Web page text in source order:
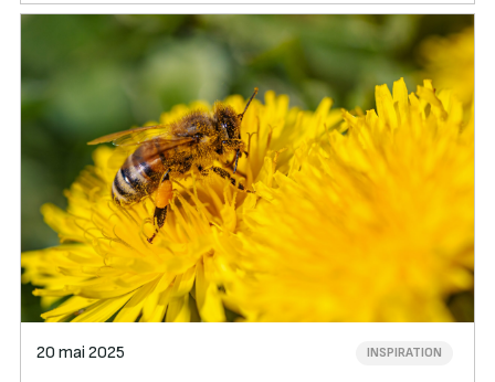
20 mai 2025 INSPIRATION